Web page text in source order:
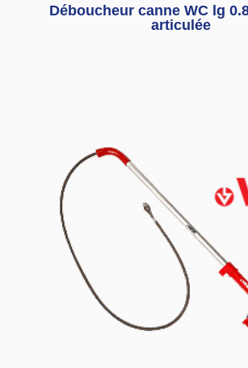
Déboucheur canne WC lg
articulée